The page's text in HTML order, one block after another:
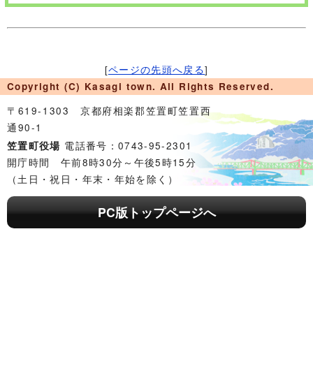
[ページの先頭へ戻る]
Copyright (C) Kasagi town. All Rights Reserved.
〒619-1303 京都府相楽郡笠置町笠置西
通90-1
笠置町役場 電話番号：0743-95-2301
開庁時間 午前8時30分～午後5時15分
（土日・祝日・年末・年始を除く）
PC版トップページへ